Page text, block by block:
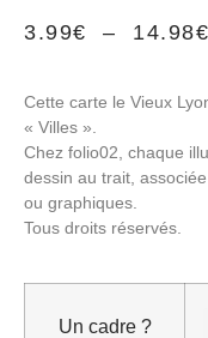
3.99€ – 14.98€
Cette carte le Vieux
« Villes ».
Chez folio02, chaque
dessin au trait,
ou graphiques.
Tous droits réservés.
Un cadre ?